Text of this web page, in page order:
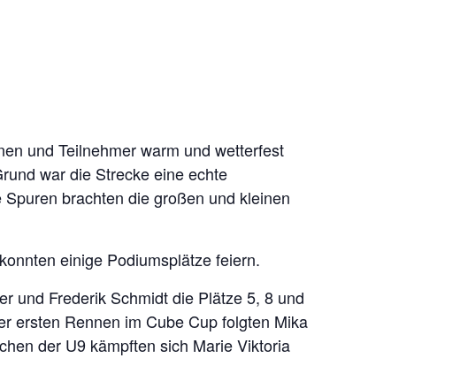
und Teilnehmer warm und wetterfest
war die Strecke eine echte
brachten die großen und kleinen
einige Podiumsplätze feiern.
und Frederik Schmidt die Plätze 5, 8 und
ersten Rennen im Cube Cup folgten Mika
der U9 kämpften sich Marie Viktoria